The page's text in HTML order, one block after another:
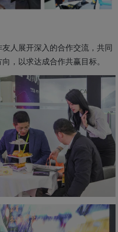
人展开深入的合作交流，共同
，以求达成合作共赢目标。